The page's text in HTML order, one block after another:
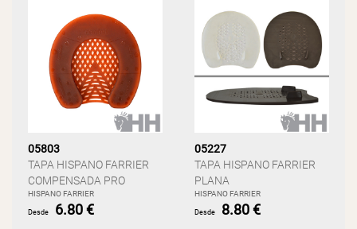
05803
TAPA HISPANO FARRIER
COMPENSADA PRO
HISPANO FARRIER
Desde 6.80 €
05227
TAPA HISPANO FARRIER
PLANA
HISPANO FARRIER
Desde 8.80 €